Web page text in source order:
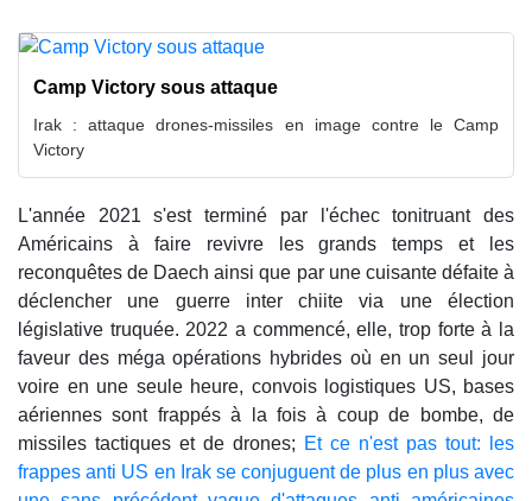
Camp Victory sous attaque
Irak : attaque drones-missiles en image contre le Camp
Victory
L'année 2021 s'est terminé par l'échec tonitruant des
Américains à faire revivre les grands temps et les
reconquêtes de Daech ainsi que par une cuisante défaite à
déclencher une guerre inter chiite via une élection
législative truquée. 2022 a commencé, elle, trop forte à la
faveur des méga opérations hybrides où en un seul jour
voire en une seule heure, convois logistiques US, bases
aériennes sont frappés à la fois à coup de bombe, de
missiles tactiques et de drones; Et ce n'est pas tout: les
frappes anti US en Irak se conjuguent de plus en plus avec